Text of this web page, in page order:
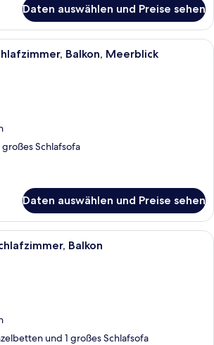
Daten auswählen und Preise sehen
Ein Hotelzimmer mit Bett, Tisch mit
Balkon, Meerblick
Schlafsofa
Daten auswählen und Preise sehen
Ein modernes Hotelzimmer mit
Balkon
und 1 großes Schlafsofa